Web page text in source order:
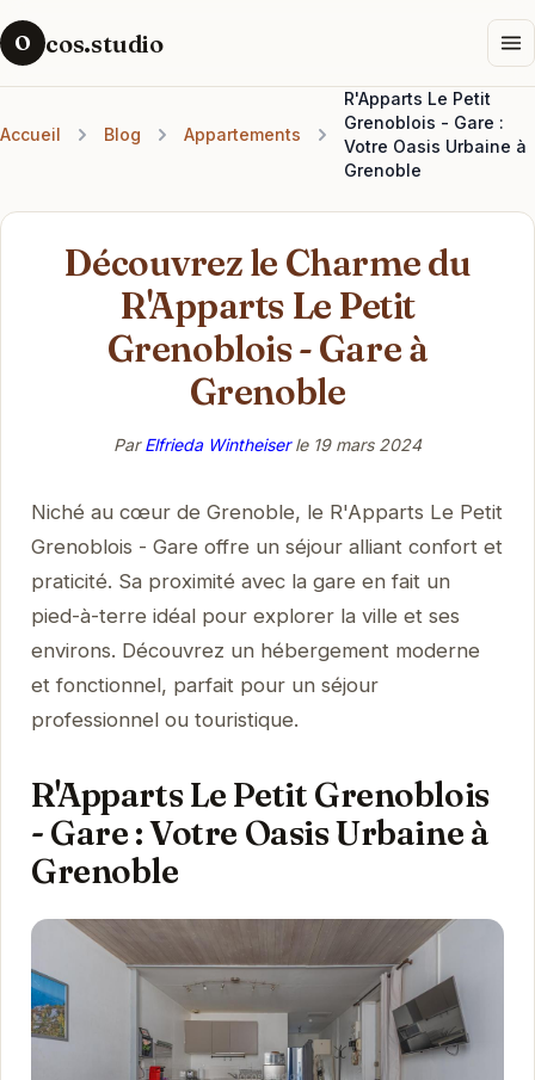
O cos.studio
Accueil Blog Appartements
R'Apparts Le Petit
Grenoblois - Gare :
Votre Oasis Urbaine à
Grenoble
Découvrez le Charme du
R'Apparts Le Petit
Grenoblois - Gare à
Grenoble
ParElfrieda Wintheiserle 19 mars 2024
Niché au cœur de Grenoble, le R'Apparts Le Petit
Grenoblois - Gare offre un séjour alliant confort et
praticité. Sa proximité avec la gare en fait un
pied-à-terre idéal pour explorer la ville et ses
environs. Découvrez un hébergement moderne
et fonctionnel, parfait pour un séjour
professionnel ou touristique.
R'Apparts Le Petit Grenoblois
- Gare : Votre Oasis Urbaine à
Grenoble